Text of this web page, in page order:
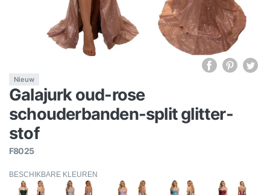
Nieuw
Galajurk oud-rose
schouderbanden-split glitter-
stof
F8025
BESCHIKBARE KLEUREN